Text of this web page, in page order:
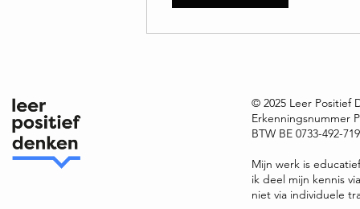
© 2025 Leer Positief
Erkenningsnummer
BTW BE 0733-492-
Mijn werk is
ik deel mijn kennis
niet via individuele